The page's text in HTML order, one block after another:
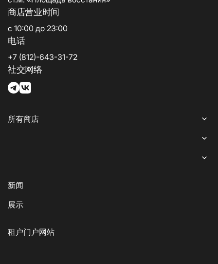
商店营业时间
с 10:00 до 23:00
电话
+7 (812)-643-31-72
社交网络
所有商店
鞋子与箱包
儿童商品
coffee-sweets
格魯吉亞菜
素食主義者/素食主義者
客户服务
儿童服务
新闻
展示
租户门户网站